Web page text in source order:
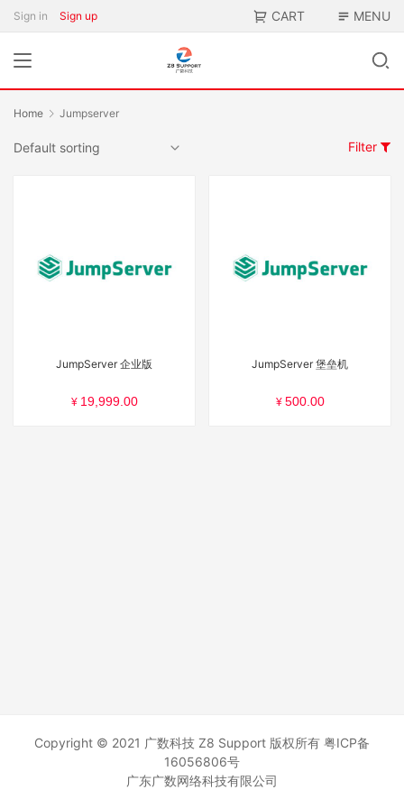
Sign in Sign up CART MENU
Home Jumpserver
Filter
JumpServer 企业版
¥ 19,999.00
JumpServer 堡垒机
¥ 500.00
Copyright © 2021 广数科技 Z8 Support 版权所有 粤ICP备
16056806号
广东广数网络科技有限公司